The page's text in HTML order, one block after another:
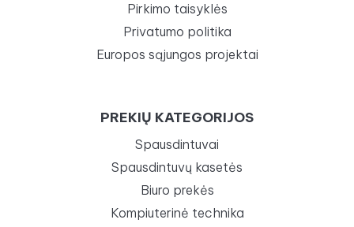
Pirkimo taisyklės
Privatumo politika
Europos sąjungos projektai
PREKIŲ KATEGORIJOS
Spausdintuvai
Spausdintuvų kasetės
Biuro prekės
Kompiuterinė technika